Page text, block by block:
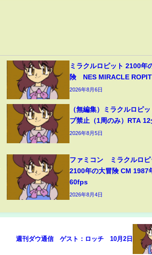
ミラクルロピット 2100年
険 NES MIRACLE
2026年8月6日
（無編集）ミラクルロピ
プ禁止（1周のみ）RTA 12
2026年8月5日
ファミコン ミラクルロピ
2100年の大冒険 CM
60fps
2026年8月4日
週刊ダウ通信 ゲスト：ロッチ 10月2日